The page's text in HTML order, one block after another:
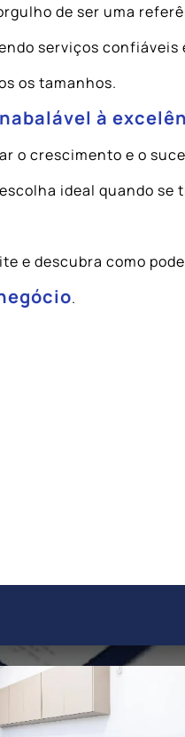
de ser uma
serviços confiáveis
os tamanhos.
à
o crescimento e o
ideal quando se
e descubra como
.